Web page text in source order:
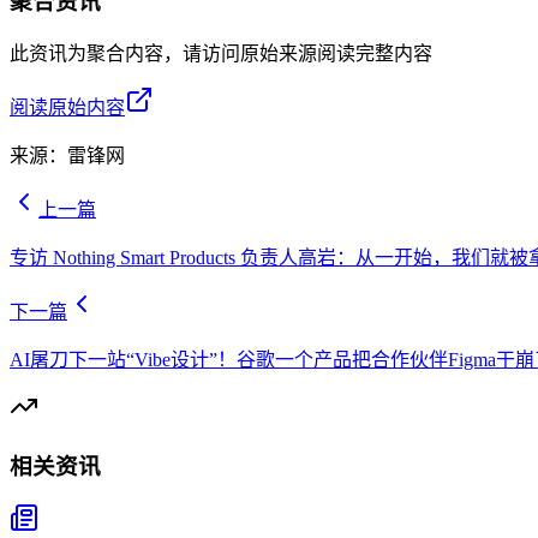
此资讯为聚合内容，请访问原始来源阅读完整内容
阅读原始内容
来源： 雷锋网
上一篇
专访 Nothing Smart Products 负责人高岩：从一开始，我们就
下一篇
AI屠刀下一站“Vibe设计”！谷歌一个产品把合作伙伴Figma干崩
相关资讯